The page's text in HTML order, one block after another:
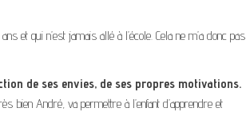
et qui n’est jamais allé à l’école. Cela ne m’a donc pas
de ses envies, de ses propres motivations.
bien André, va permettre à l’enfant d’apprendre et